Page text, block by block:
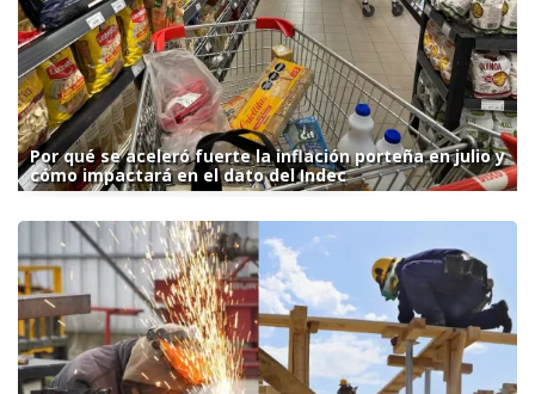
Por qué se aceleró fuerte la inflación porteña en julio y
cómo impactará en el dato del Indec